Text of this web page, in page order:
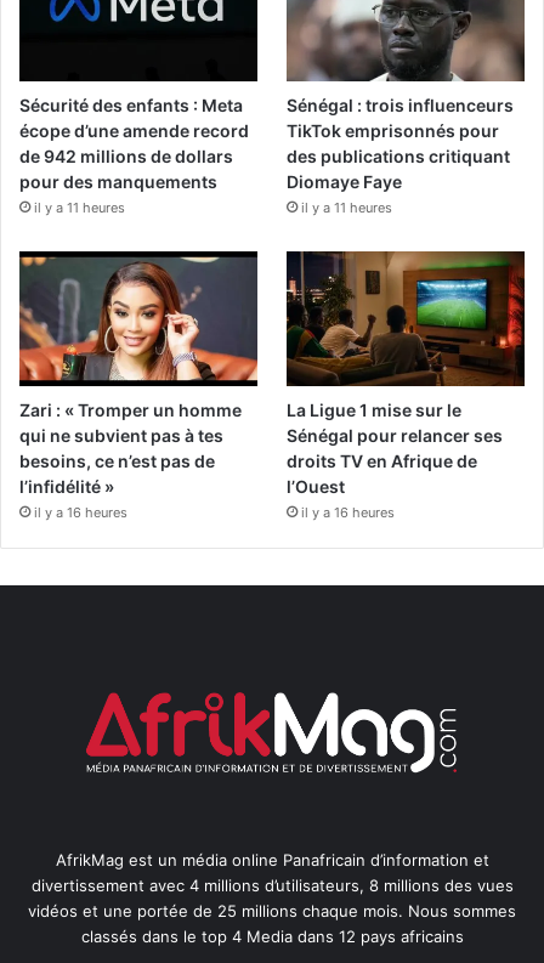
Sécurité des enfants : Meta
écope d’une amende record
de 942 millions de dollars
pour des manquements
il y a 11 heures
Sénégal : trois influenceurs
TikTok emprisonnés pour
des publications critiquant
Diomaye Faye
il y a 11 heures
Zari : « Tromper un homme
qui ne subvient pas à tes
besoins, ce n’est pas de
l’infidélité »
il y a 16 heures
La Ligue 1 mise sur le
Sénégal pour relancer ses
droits TV en Afrique de
l’Ouest
il y a 16 heures
AfrikMag est un média online Panafricain d’information et
divertissement avec 4 millions d’utilisateurs, 8 millions des vues
vidéos et une portée de 25 millions chaque mois. Nous sommes
classés dans le top 4 Media dans 12 pays africains